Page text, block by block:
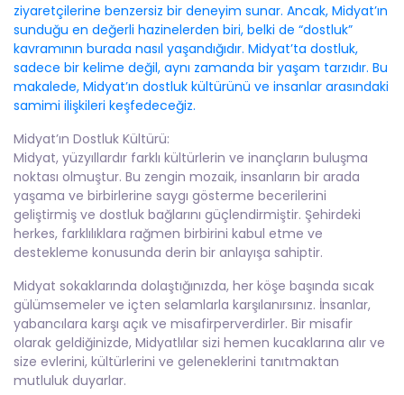
ziyaretçilerine benzersiz bir deneyim sunar. Ancak, Midyat’ın
sunduğu en değerli hazinelerden biri, belki de “dostluk”
kavramının burada nasıl yaşandığıdır. Midyat’ta dostluk,
sadece bir kelime değil, aynı zamanda bir yaşam tarzıdır. Bu
makalede, Midyat’ın dostluk kültürünü ve insanlar arasındaki
samimi ilişkileri keşfedeceğiz.
Midyat’ın Dostluk Kültürü:
Midyat, yüzyıllardır farklı kültürlerin ve inançların buluşma
noktası olmuştur. Bu zengin mozaik, insanların bir arada
yaşama ve birbirlerine saygı gösterme becerilerini
geliştirmiş ve dostluk bağlarını güçlendirmiştir. Şehirdeki
herkes, farklılıklara rağmen birbirini kabul etme ve
destekleme konusunda derin bir anlayışa sahiptir.
Midyat sokaklarında dolaştığınızda, her köşe başında sıcak
gülümsemeler ve içten selamlarla karşılanırsınız. İnsanlar,
yabancılara karşı açık ve misafirperverdirler. Bir misafir
olarak geldiğinizde, Midyatlılar sizi hemen kucaklarına alır ve
size evlerini, kültürlerini ve geleneklerini tanıtmaktan
mutluluk duyarlar.